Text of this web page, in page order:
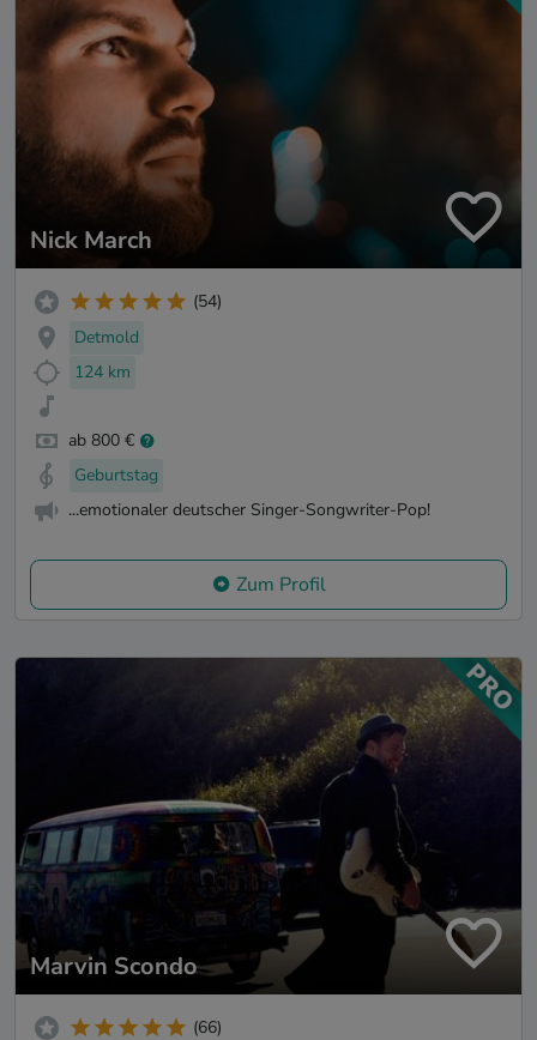
Nick March
(54)
Detmold
124 km
ab 800 €
Geburtstag
...emotionaler deutscher Singer-Songwriter-Pop!
Zum Profil
Marvin Scondo
(66)